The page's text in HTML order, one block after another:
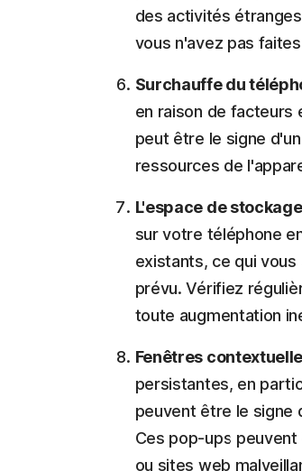
des activités
vous n'avez pas
Surchauffe du
en raison de facteurs
peut être le signe
ressources de
L'espace de
sur votre téléphone
existants, ce qui
prévu. Vérifiez
toute augmentation
Fenêtres
persistantes, en
peuvent être le signe
Ces pop-ups
ou sites web